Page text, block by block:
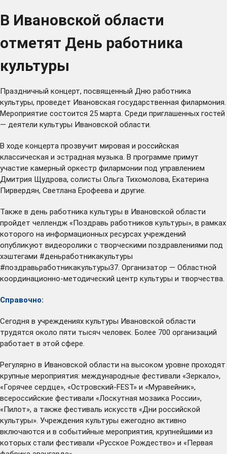
В Ивановской области
отметят День работника
культуры
Праздничный концерт, посвященный Дню работника
культуры, проведет Ивановская государственная филармония.
Мероприятие состоится 25 марта. Среди приглашенных гостей
— деятели культуры Ивановской области.
В ходе концерта прозвучит мировая и российская
классическая и эстрадная музыка. В программе примут
участие камерный оркестр филармонии под управлением
Дмитрия Щудрова, солисты Ольга Тихомолова, Екатерина
Пирвердян, Светлана Ерофеева и другие.
Также в день работника культуры в Ивановской области
пройдет челлендж «Поздравь работников культуры», в рамках
которого на информационных ресурсах учреждений
опубликуют видеоролики с творческими поздравлениями под
хэштегами #деньработникакультуры
#поздравьработникакультуры37. Организатор — Областной
координационно-методический центр культуры и творчества.
Справочно:
Сегодня в учреждениях культуры Ивановской области
трудятся около пяти тысяч человек. Более 700 организаций
работает в этой сфере.
Регулярно в Ивановской области на высоком уровне проходят
крупные мероприятия: международные фестивали «Зеркало»,
«Горячее сердце», «Островский-FEST» и «Муравейник»,
всероссийские фестивали «Лоскутная мозаика России»,
«Пилот», а также фестиваль искусств «Дни российской
культуры». Учреждения культуры ежегодно активно
включаются и в событийные мероприятия, крупнейшими из
которых стали фестивали «Русское Рождество» и «Первая